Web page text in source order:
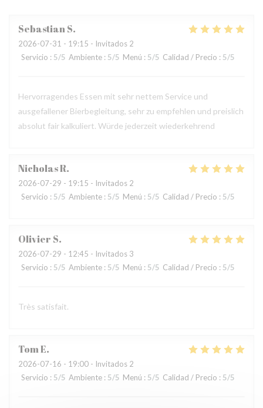
SebastianS
2026-07-31 - 19:15 - Invitados 2
Servicio : 5/5 Ambiente : 5/5 Menú : 5/5 Calidad / Precio : 5/5
Hervorragendes Essen mit sehr nettem Service und
ausgefallener Bierbegleitung, sehr zu empfehlen und preislich
absolut fair kalkuliert. Würde jederzeit wiederkehrend
NicholasR
2026-07-29 - 19:15 - Invitados 2
Servicio : 5/5 Ambiente : 5/5 Menú : 5/5 Calidad / Precio : 5/5
Olivier S
2026-07-29 - 12:45 - Invitados 3
Servicio : 5/5 Ambiente : 5/5 Menú : 5/5 Calidad / Precio : 5/5
Très satisfait.
TomE
2026-07-16 - 19:00 - Invitados 2
Servicio : 5/5 Ambiente : 5/5 Menú : 5/5 Calidad / Precio : 5/5